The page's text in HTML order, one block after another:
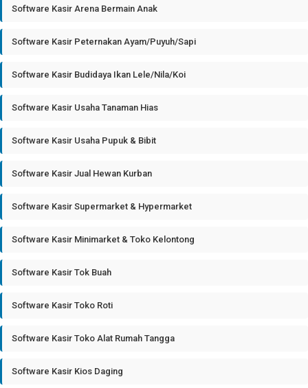
Software Kasir Arena Bermain Anak
Software Kasir Peternakan Ayam/Puyuh/Sapi
Software Kasir Budidaya Ikan Lele/Nila/Koi
Software Kasir Usaha Tanaman Hias
Software Kasir Usaha Pupuk & Bibit
Software Kasir Jual Hewan Kurban
Software Kasir Supermarket & Hypermarket
Software Kasir Minimarket & Toko Kelontong
Software Kasir Tok Buah
Software Kasir Toko Roti
Software Kasir Toko Alat Rumah Tangga
Software Kasir Kios Daging